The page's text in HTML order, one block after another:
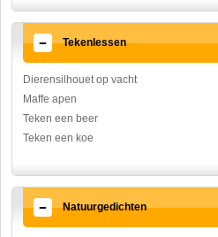
Tekenlessen
Dierensilhouet op vacht
Maffe apen
Teken een beer
Teken een koe
Natuurgedichten